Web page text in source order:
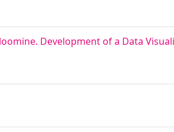
Development of a Data